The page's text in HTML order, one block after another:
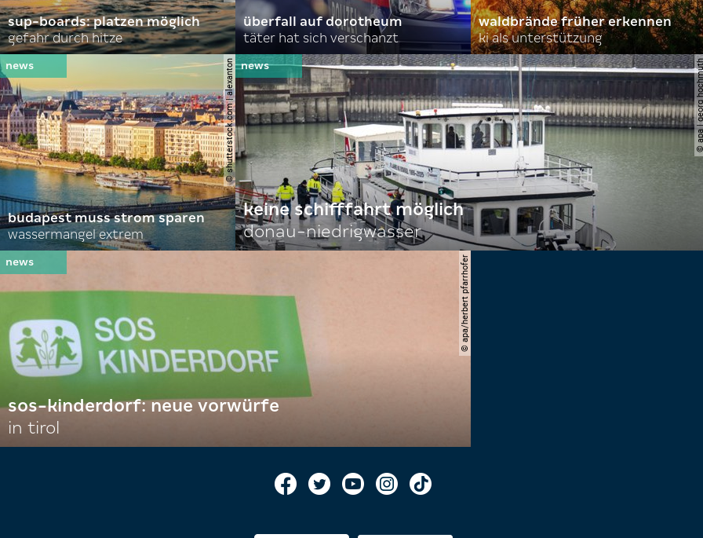
sup-boards: platzen möglich
gefahr durch hitze
überfall auf dorotheum
täter hat sich verschanzt
waldbrände früher erkennen
ki als unterstützung
© shutterstock.com | alexanton
budapest muss strom sparen
wassermangel extrem
© apa |
keine schifffahrt möglich
donau-niedrigwasser
© apa/herbert pfarrhofer
sos-kinderdorf: neue vorwürfe
in tirol